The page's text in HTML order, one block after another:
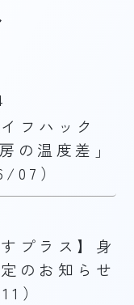
フハック
の温度差」
07）
プラス】身
のお知らせ
）